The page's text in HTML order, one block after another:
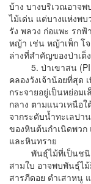
บ้าง บางบริเวณอาจพ
ไม้เด่น แต่บางแห่งพ
รัง พลวง ก่อแพะ รก
หญ้า เช่น หญ้าเพ็ก โ
ล่างที่สำคัญของป่าเต็
5. ป่าเขาสน
คลองวังเจ้าน้อยที่สุด
กระจายอยู่เป็นหย่อม
กลาง ตามแนวเหนือ
จากระดับน้ำทะเลปา
ของหินต้นกำเนิดพว
และหินทราย
พันธุ์ไม้ที่เป็นชนิด
สามใบ อาจพบพันธุ์ไ
สารภีดอย ตำเสาหนู